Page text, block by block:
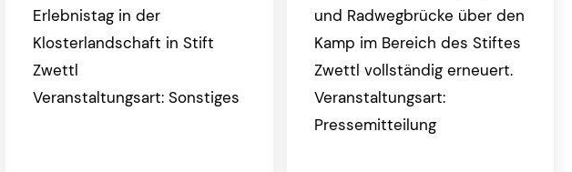
Erlebnistag in der
Klosterlandschaft in Stift
Zwettl
Veranstaltungsart: Sonstiges
und Radwegbrücke über den
Kamp im Bereich des Stiftes
Zwettl vollständig erneuert.
Veranstaltungsart:
Pressemitteilung